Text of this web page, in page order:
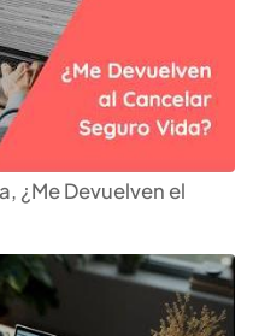
¿Me Devuelven el